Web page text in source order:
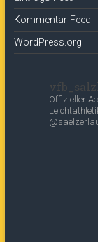
Kommentar-Feed
WordPress.org
Offizieller